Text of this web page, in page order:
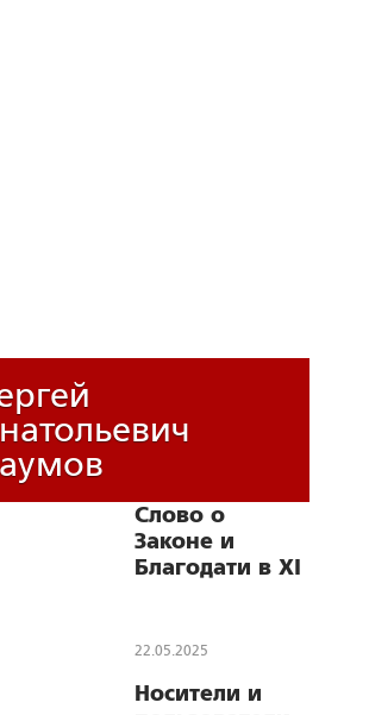
Слово о
Законе и
Благодати в XI
время
22.05.2025
Носители и